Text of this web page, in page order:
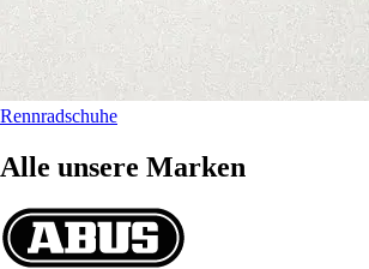
Rennradschuhe
Alle unsere Marken